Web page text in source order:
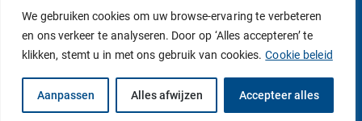
We gebruiken cookies om uw browse-ervaring te verbeteren
en ons verkeer te analyseren. Door op ‘Alles accepteren’ te
klikken, stemt u in met ons gebruik van cookies. Cookie beleid
Aanpassen Alles afwijzen Accepteer alles
INSCHRIJVEN
© AS SUPPORT B.V. 2026